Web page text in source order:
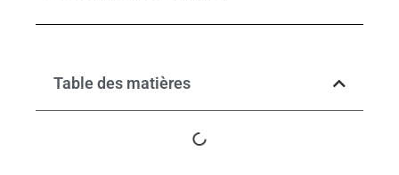
Table des matières